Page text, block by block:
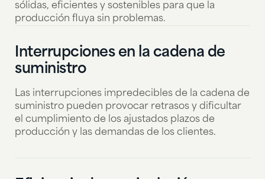
sólidas, eficientes y sostenibles para que la
producción fluya sin problemas.
Interrupciones en la cadena de
suministro
Las interrupciones impredecibles de la cadena de
suministro pueden provocar retrasos y dificultar
el cumplimiento de los ajustados plazos de
producción y las demandas de los clientes.